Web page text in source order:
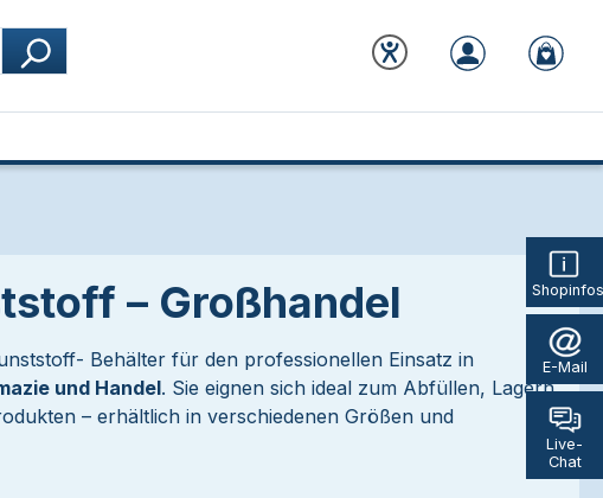
E-Mail
Live-
Chat
– Großhandel
Behälter für den professionellen Einsatz in
und Handel. Sie eignen sich ideal zum Abfüllen, Lagern
– erhältlich in verschiedenen Größen und